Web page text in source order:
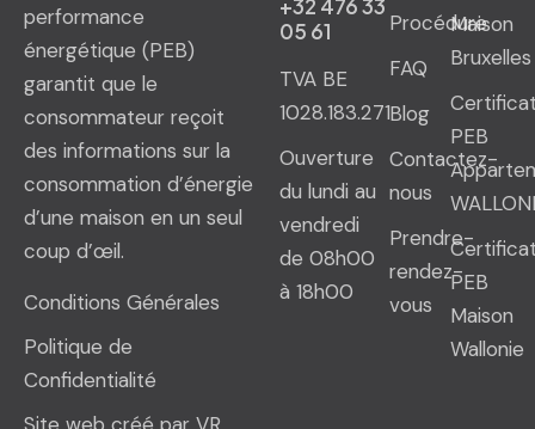
performance
énergétique (PEB)
garantit que le
consommateur reçoit
des informations sur la
consommation d’énergie
d’une maison en un seul
coup d’œil.
Conditions Générales
Politique de
Confidentialité
+32 476 33
05 61
TVA BE
1028.183.271
Ouverture
du lundi au
vendredi
de 08h00
à 18h00
Procédure
FAQ
Blog
Contactez-
nous
Prendre-
rendez-
vous
Maison
Bruxelles
PEB
PEB
Maison
Wallonie